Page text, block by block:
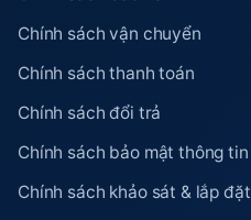
Chính sách vận chuyển
Chính sách thanh toán
Chính sách đổi trả
Chính sách bảo mật thông tin
Chính sách khảo sát & lắp đặt